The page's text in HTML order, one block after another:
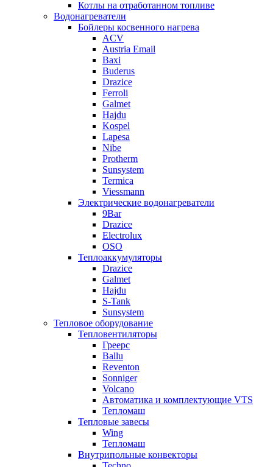
Котлы на отработанном топливе
Водонагреватели
Бойлеры косвенного нагрева
ACV
Austria Email
Baxi
Buderus
Drazice
Ferroli
Galmet
Hajdu
Kospel
Lapesa
Nibe
Protherm
Sunsystem
Termica
Viessmann
Электрические водонагреватели
9Bar
Drazice
Electrolux
OSO
Теплоаккумуляторы
Drazice
Galmet
Hajdu
S-Tank
Sunsystem
Тепловое оборудование
Тепловентиляторы
Греерс
Ballu
Reventon
Sonniger
Volcano
Автоматика и комплектующие VTS
Тепломаш
Тепловые завесы
Wing
Тепломаш
Внутрипольные конвекторы